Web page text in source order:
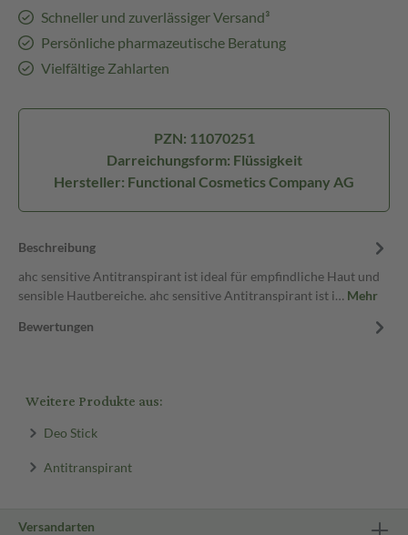
Schneller und zuverlässiger Versand³
Persönliche pharmazeutische Beratung
Vielfältige Zahlarten
PZN: 11070251
Darreichungsform: Flüssigkeit
Hersteller: Functional Cosmetics Company AG
Beschreibung
ahc sensitive Antitranspirant ist ideal für empfindliche Haut und
sensible Hautbereiche. ahc sensitive Antitranspirant ist i… Mehr
Bewertungen
Weitere Produkte aus:
Deo Stick
Antitranspirant
Versandarten